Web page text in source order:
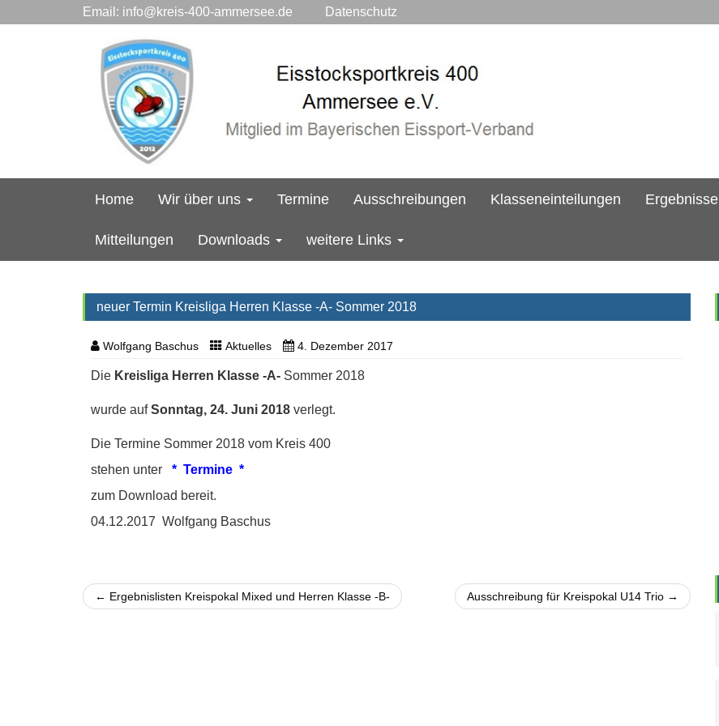
Email: info@kreis-400-ammersee.de Datenschutz
Home Wir über uns Termine Ausschreibungen Klasseneinteilungen Ergebnisse
Mitteilungen Downloads weitere Links
neuer Termin Kreisliga Herren Klasse -A- Sommer 2018
Wolfgang Baschus Aktuelles 4. Dezember 2017
Die Kreisliga Herren Klasse -A- Sommer 2018
wurde aufSonntag, 24. Juni 2018 verlegt.
Die Termine Sommer 2018 vom Kreis 400
stehen unter
* Termine *
zum Download bereit.
04.12.2017 Wolfgang Baschus
← Ergebnislisten Kreispokal Mixed und Herren Klasse -B- Ausschreibung für Kreispokal U14 Trio →